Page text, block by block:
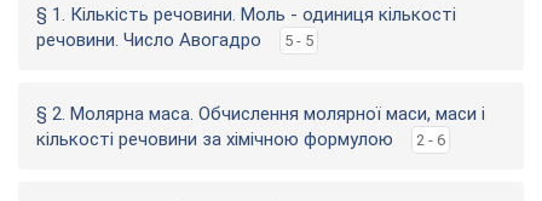
§ 1. Кількість речовини. Моль - одиниця кількості
речовини. Число Авогадро
5 - 5
§ 2. Молярна маса. Обчислення молярної маси, маси і
кількості речовини за хімічною формулою
2 - 6